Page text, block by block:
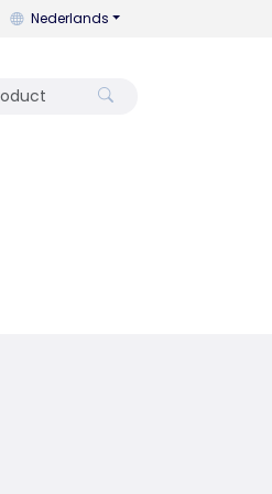
U kunt de taal wijzigen met dit
Nederlands